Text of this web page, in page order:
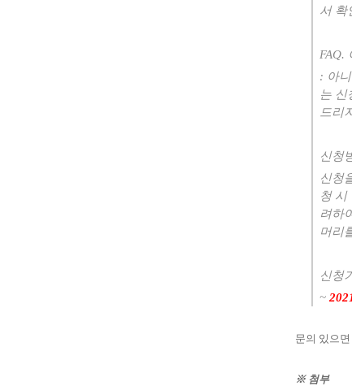
서 확
FAQ.
: 아
는 신
드리
신청
신청
청 시
려하
머리
신청
~
문의 있으
※ 첨부